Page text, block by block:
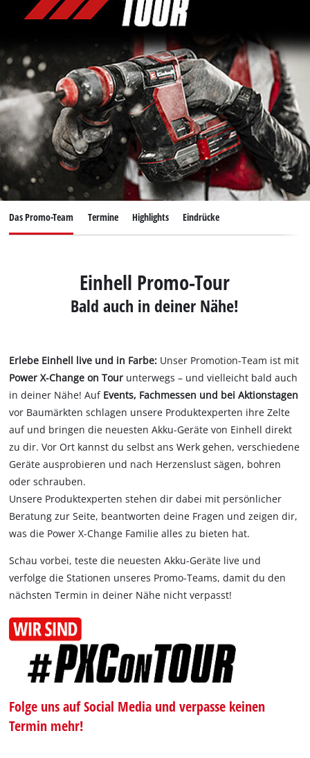
English
Das Promo-Team Termine Highlights Eindrücke
Einhell Promo-Tour
Bald auch in deiner Nähe!
Erlebe Einhell live und in Farbe: Unser Promotion-Team ist mit
Power X-Change on Tour unterwegs – und vielleicht bald auch
in deiner Nähe! Auf Events, Fachmessen und bei Aktionstagen
vor Baumärkten schlagen unsere Produktexperten ihre Zelte
auf und bringen die neuesten Akku-Geräte von Einhell direkt
zu dir. Vor Ort kannst du selbst ans Werk gehen, verschiedene
Geräte ausprobieren und nach Herzenslust sägen, bohren
oder schrauben.
Unsere Produktexperten stehen dir dabei mit persönlicher
Beratung zur Seite, beantworten deine Fragen und zeigen dir,
was die Power X-Change Familie alles zu bieten hat.
Schau vorbei, teste die neuesten Akku-Geräte live und
verfolge die Stationen unseres Promo-Teams, damit du den
nächsten Termin in deiner Nähe nicht verpasst!
Folge uns auf Social Media und verpasse keinen
Termin mehr!